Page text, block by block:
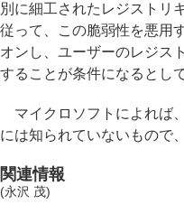
別に細工されたレジストリ
従って、この脆弱性を悪用
オンし、ユーザーのレジス
することが条件になるとし
マイクロソフトによれば
には知られていないもので
関連情報
(永沢 茂)